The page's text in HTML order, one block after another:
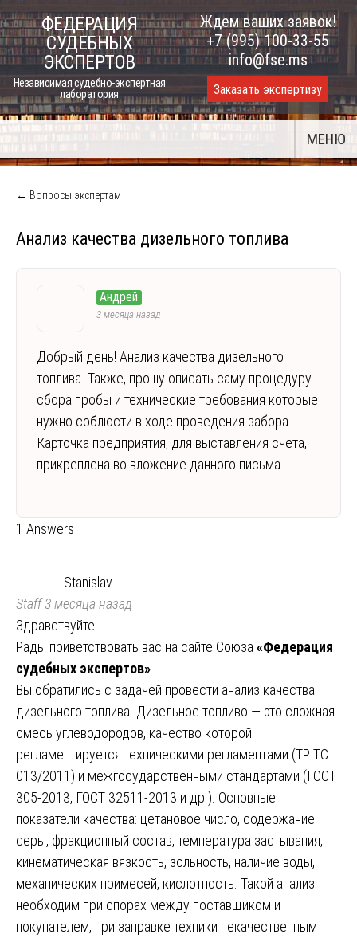
Skip
to
content
ФЕДЕРАЦИЯ
СУДЕБНЫХ
ЭКСПЕРТОВ
Независимая судебно-экспертная
лаборатория
Ждем ваших заявок!
+7 (995) 100-33-55
info@fse.ms
Заказать экспертизу
МЕНЮ
← Вопросы экспертам
Анализ качества дизельного топлива
Андрей
3 месяца назад
Добрый день! Анализ качества дизельного
топлива. Также, прошу описать саму процедуру
сбора пробы и технические требования которые
нужно соблюсти в ходе проведения забора.
Карточка предприятия, для выставления счета,
прикреплена во вложение данного письма.
1 Answers
Stanislav
Staff3 месяца назад
Здравствуйте.
Рады приветствовать вас на сайте Союза «Федерация
судебных экспертов»
Вы обратились с задачей провести анализ качества
дизельного топлива. Дизельное топливо — это сложная
смесь углеводородов, качество которой
регламентируется техническими регламентами (ТР ТС
013/2011) и межгосударственными стандартами (ГОСТ
305-2013, ГОСТ 32511-2013 и др.). Основные
показатели качества: цетановое число, содержание
серы, фракционный состав, температура застывания,
кинематическая вязкость, зольность, наличие воды,
механических примесей, кислотность. Такой анализ
необходим при спорах между поставщиком и
покупателем, при заправке техники некачественным